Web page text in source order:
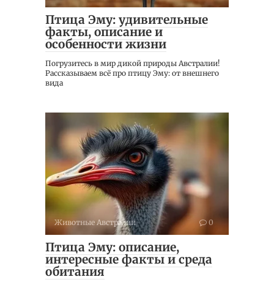
Птица Эму: удивительные
факты, описание и
особенности жизни
Погрузитесь в мир дикой природы Австралии!
Рассказываем всё про птицу Эму: от внешнего
вида
Животные Австралии 0
Птица Эму: описание,
интересные факты и среда
обитания